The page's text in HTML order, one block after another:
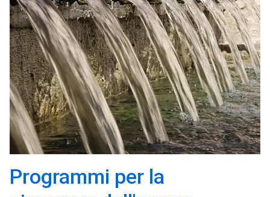
Programmi per la